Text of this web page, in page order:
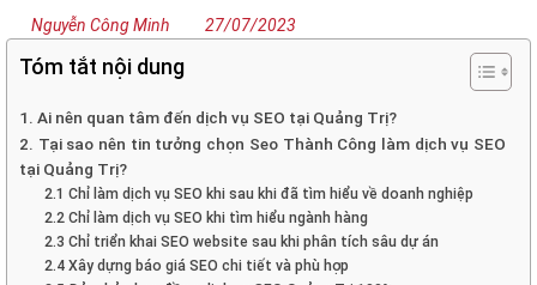
Nguyễn Công Minh 27/07/2023
Tóm tắt nội dung
1. Ai nên quan tâm đến dịch vụ SEO tại Quảng Trị?
2. Tại sao nên tin tưởng chọn Seo Thành Công làm dịch vụ SEO
tại Quảng Trị?
2.1 Chỉ làm dịch vụ SEO khi sau khi đã tìm hiểu về doanh nghiệp
2.2 Chỉ làm dịch vụ SEO khi tìm hiểu ngành hàng
2.3 Chỉ triển khai SEO website sau khi phân tích sâu dự án
2.4 Xây dựng báo giá SEO chi tiết và phù hợp